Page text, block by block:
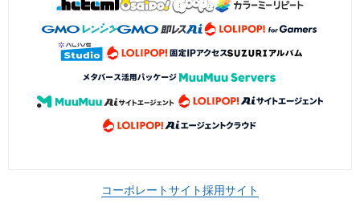
コーポレートサイト採用サイト